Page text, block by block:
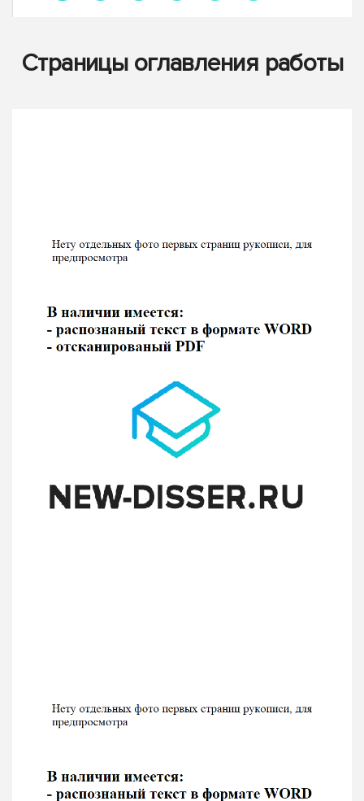
Страницы оглавления работы